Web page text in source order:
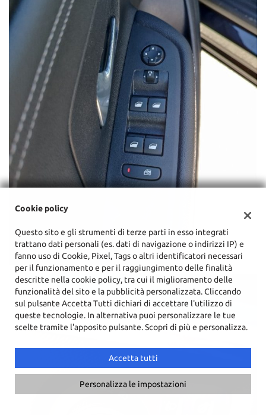
Cookie policy
Questo sito e gli strumenti di terze parti in esso integrati
trattano dati personali (es. dati di navigazione o indirizzi IP) e
fanno uso di Cookie, Pixel, Tags o altri identificatori necessari
per il funzionamento e per il raggiungimento delle finalità
descritte nella cookie policy, tra cui il miglioramento delle
funzionalità del sito e la pubblicità personalizzata. Cliccando
sul pulsante Accetta Tutti dichiari di accettare l'utilizzo di
queste tecnologie. In alternativa puoi personalizzare le tue
scelte tramite l'apposito pulsante. Scopri di più e personalizza.
Accetta tutti
Personalizza le impostazioni